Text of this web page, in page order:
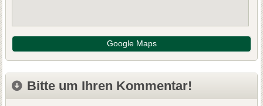
Google Maps
Bitte um Ihren Kommentar!